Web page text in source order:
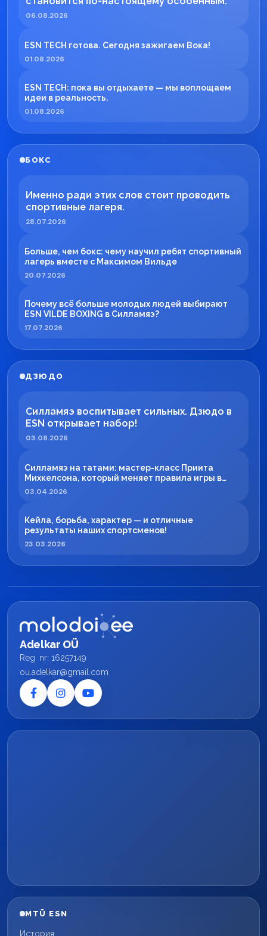
06.08.2026
ESN TECH готова. Сегодня зажигаем Вока!
01.08.2026
ESN TECH: пока вы отдыхаете — мы воплощаем
идеи в реальность.
01.08.2026
БОКС
Именно ради этих слов стоит проводить
спортивные лагеря.
28.07.2026
Больше, чем бокс: чему научил ребят спортивный
лагерь вместе с Максимом Вильде
20.07.2026
Почему всё больше молодых людей выбирают
ESN VILDE BOXING в Силламяэ?
17.07.2026
ДЗЮДО
Силламяэ воспитывает сильных. Дзюдо в
ESN открывает набор!
03.08.2026
Силламяэ на татами: мастер-класс Приита
Михкелсона, который меняет правила игры в
регионе
03.04.2026
Кейла, борьба, характер — и отличные
результаты наших спортсменов!
23.03.2026
Adelkar OÜ
Reg. nr: 16257149
ou.adelkar@gmail.com
MTÜ ESN
История